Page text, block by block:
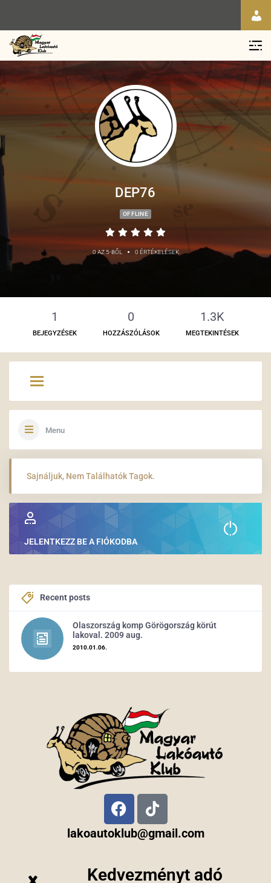
DEP76
OFFLINE
0 AZ 5-BŐL • 0 ÉRTÉKELÉSEK
1
BEJEGYZÉSEK
0
HOZZÁSZÓLÁSOK
1.3K
MEGTEKINTÉSEK
Menu
Sajnáljuk, Nem Találhatók Tagok.
JELENTKEZZ BE A FIÓKODBA
Recent posts
Olaszország komp Görögország körút
lakoval. 2009 aug.
2010.01.06.
lakoautoklub@gmail.com
Kedvezményt adó